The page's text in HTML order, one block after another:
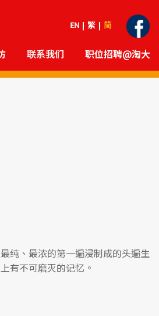
EN 繁 简
联系我们 职位招聘@淘大
纯、最浓的第一遍浸制成的头遍生
有不可磨灭的记忆。